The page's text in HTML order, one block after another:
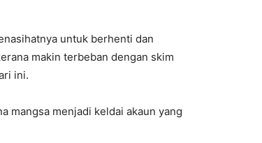
untuk berhenti dan
makin terbeban dengan skim
ini.
mangsa menjadi keldai akaun yang